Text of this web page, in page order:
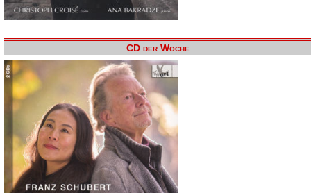
CD der Woche